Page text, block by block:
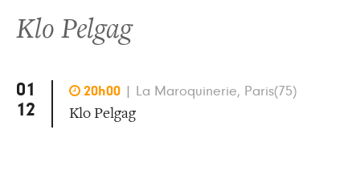
Klo Pelgag
01
12
 20h00 La Maroquinerie, Paris(75)
Klo Pelgag